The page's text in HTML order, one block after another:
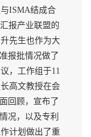
ISMA结成合
报产业联盟的
先生也作为大
报批情况做了
，工作组于11
高文教授在会
回顾，宣布了
况，以及专利
计划做出了重